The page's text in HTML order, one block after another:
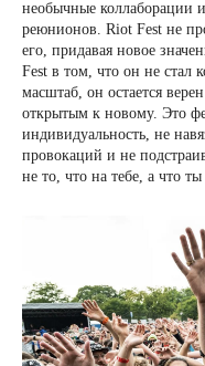
необычные коллаборации
реюнионов. Riot Fest не
его, придавая новое
Fest в том, что он не стал
масштаб, он остается
открытым к новому. Это
индивидуальность, не
провокаций и не
не то, что на тебе, а что